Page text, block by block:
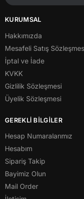
KURUMSAL
Hakkımızda
Mesafeli Satış
İptal ve İade
KVKK
Gizlilik Sözleşmesi
Üyelik Sözleşmesi
GEREKLİ BİLGİLER
Hesap Numaralarımız
Hesabım
Sipariş Takip
Bayimiz Olun
Mail Order